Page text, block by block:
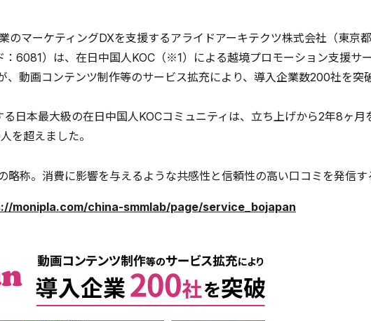
のマーケティングDXを支援するアライドアーキテクツ株式会社（東京
：6081）は、在日中国人KOC（※1）による越境プロモーション支援サ
動画コンテンツ制作等のサービス拡充により、導入企業数200社を突
日本最大級の在日中国人KOCコミュニティは、立ち上げから2年8ヶ月
を超えました。
称。消費に影響を与えるような共感性と信頼性の高い口コミを発信す
monipla.com/china-smmlab/page/service_bojapan